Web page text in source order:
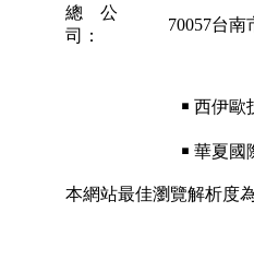
總 公
司：
70057台南
￭ 西伊歐
￭ 華夏
本網站最佳瀏覽解析度為